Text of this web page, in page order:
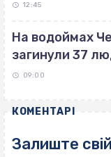
12:45
На водоймах
загинули 37
09:00
КОМЕНТАРІ
Залиште